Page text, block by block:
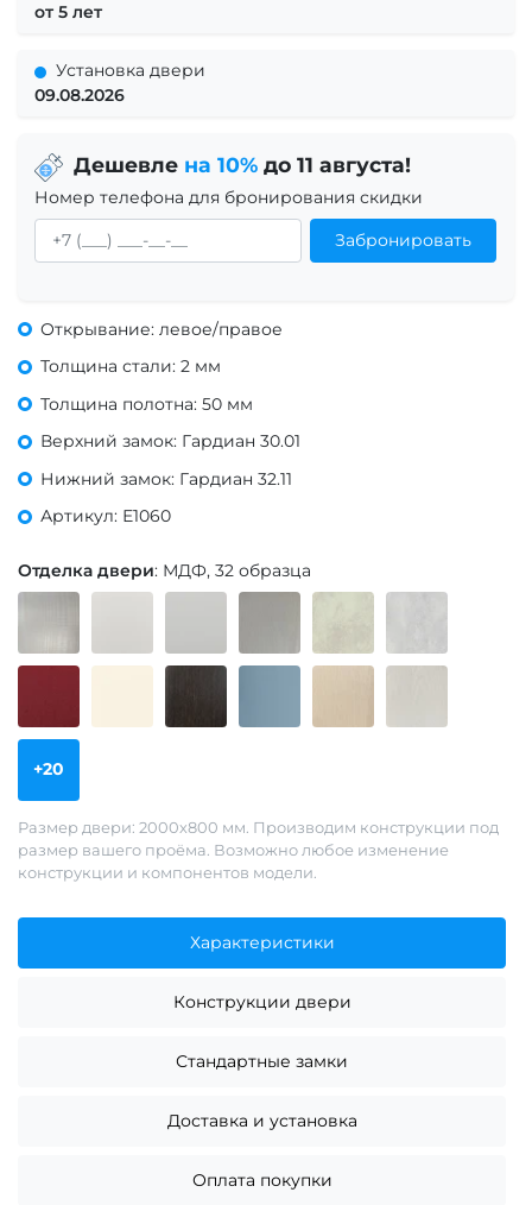
от 5 лет
Установка двери
09.08.2026
Дешевле на 10%до 11 августа!
Номер телефона для бронирования скидки
Забронировать
Открывание: левое/правое
Толщина стали: 2 мм
Толщина полотна: 50 мм
Верхний замок: Гардиан 30.01
Нижний замок: Гардиан 32.11
Артикул: Е1060
Отделка двери: МДФ, 32 образца
+20
Размер двери: 2000х800 мм. Производим конструкции под
размер вашего проёма. Возможно любое изменение
конструкции и компонентов модели.
Характеристики
Конструкции двери
Стандартные замки
Доставка и установка
Оплата покупки